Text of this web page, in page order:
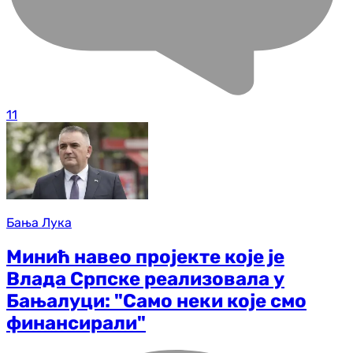
11
Бања Лука
Минић навео пројекте које је
Влада Српске реализовала у
Бањалуци: "Само неки које смо
финансирали"